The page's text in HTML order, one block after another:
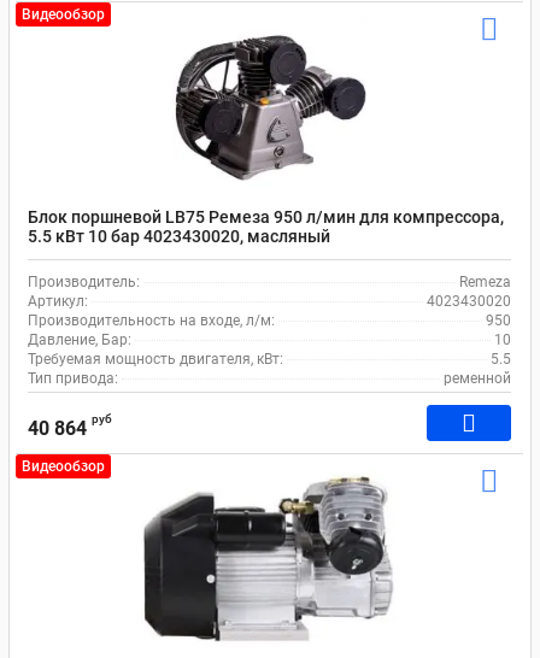
Видеообзор
Блок поршневой LB75 Ремеза 950 л/мин для компрессора,
5.5 кВт 10 бар 4023430020, масляный
Производитель:
Remeza
Артикул:
4023430020
Производительность на входе, л/м:
950
Давление, Бар:
10
Требуемая мощность двигателя, кВт:
5.5
Тип привода:
ременной
40 864 руб
Видеообзор